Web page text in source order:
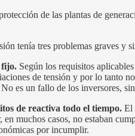
de las plantas de
tenía tres problemas graves y
fijo. Según los requisitos
de tensión y por lo tanto
es un fallo de los inversores,
de reactiva todo el tiempo. El
muchos casos, no estaban
por incumplir.